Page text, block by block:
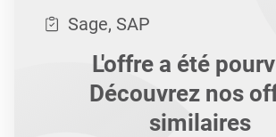
Sage, SAP
L'offre a été
Découvrez nos
similaires